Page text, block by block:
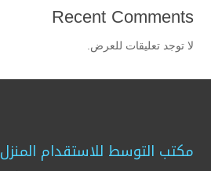
Recent Comments
لا توجد تعليقات للعرض.
مكتب التوسط للاستقدام المنزل